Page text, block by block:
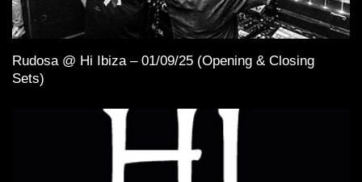
Rudosa @ Hi Ibiza – 01/09/25 (Opening & Closing
Sets)